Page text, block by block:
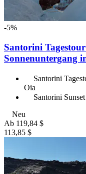
-5%
Santorini
Sonnenuntergang
Santorini
Oia
Santorini
Neu
Ab 119,84 $
113,85 $